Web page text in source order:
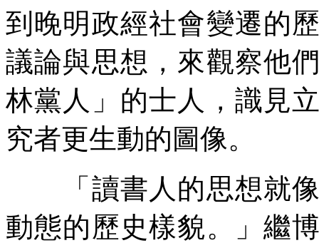
到晚明政經社會變遷的
議論與思想，來觀察他
林黨人」的士人，識見
究者更生動的圖像。
「讀書人的思想就像
動態的歷史樣貌。」繼